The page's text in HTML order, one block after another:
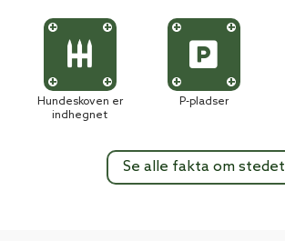
Hundeskoven er
indhegnet
P-pladser
Se alle fakta om stedet